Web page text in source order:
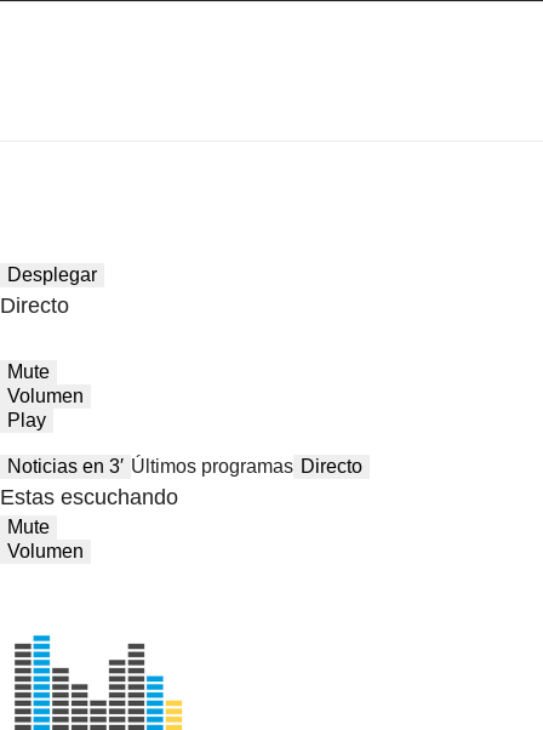
Desplegar
Directo
Mute
Volumen
Play
Noticias en 3′ Últimos programas Directo
Estas escuchando
Mute
Volumen